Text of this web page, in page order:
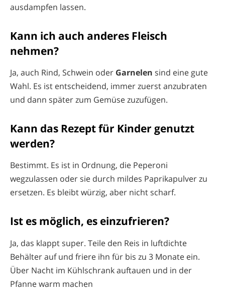
ausdampfen lassen.
Kann ich auch anderes Fleisch
nehmen?
Ja, auch Rind, Schwein oder Garnelen sind eine gute
Wahl. Es ist entscheidend, immer zuerst anzubraten
und dann später zum Gemüse zuzufügen.
Kann das Rezept für Kinder genutzt
werden?
Bestimmt. Es ist in Ordnung, die Peperoni
wegzulassen oder sie durch mildes Paprikapulver zu
ersetzen. Es bleibt würzig, aber nicht scharf.
Ist es möglich, es einzufrieren?
Ja, das klappt super. Teile den Reis in luftdichte
Behälter auf und friere ihn für bis zu 3 Monate ein.
Über Nacht im Kühlschrank auftauen und in der
Pfanne warm machen